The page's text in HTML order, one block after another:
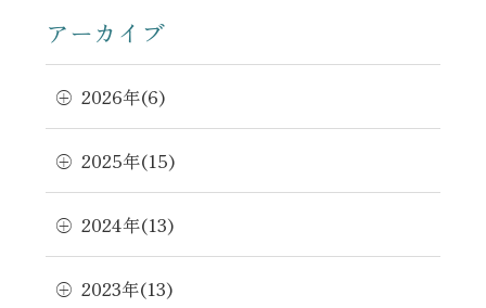
アーカイブ
2026年(6)
2025年(15)
2024年(13)
2023年(13)